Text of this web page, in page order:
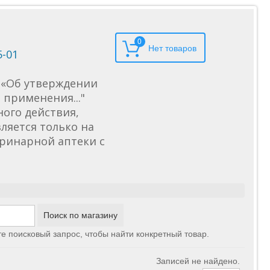
01
утверждении
применения..."
действия,
только на
аптеки с
0
поисковый запрос, чтобы найти конкретный товар.
Записей не найдено.